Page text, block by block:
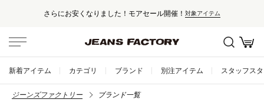
さらにお安くなりました！モアセール開催！ 対象アイテム
新着アイテム カテゴリ ブランド 別注アイテム スタッフス
ジーンズファクトリー ブランド一覧